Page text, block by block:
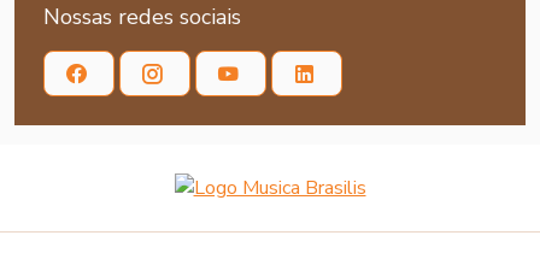
Nossas redes sociais